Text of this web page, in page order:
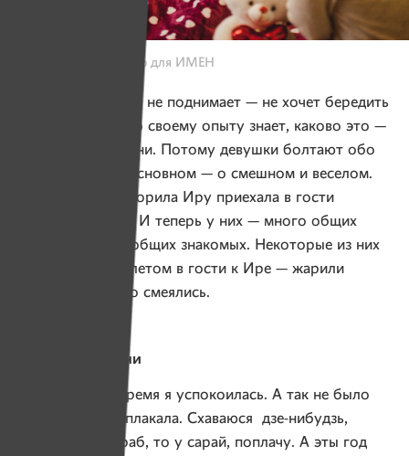
Фото: Юлия Карпенко для ИМЕН
Тему аварии Женя не поднимает — не хочет бередить
старые раны. И по своему опыту знает, каково это —
говорить о болезни. Потому девушки болтают обо
всем на свете. В основном — о смешном и веселом.
Летом Женя уговорила Иру приехала в гости
в лагерь хосписа. И теперь у них — много общих
воспоминаний и общих знакомых. Некоторые из них
приезжали этим летом в гости к Ире — жарили
шашлыки и много смеялись.
Навстречу жизни
— В последнее время я успокоилась. А так не было
дня, чтобы я не плакала. Схаваюся дзе-нибудзь,
пайду, то у пограб, то у сарай, поплачу. А эты год